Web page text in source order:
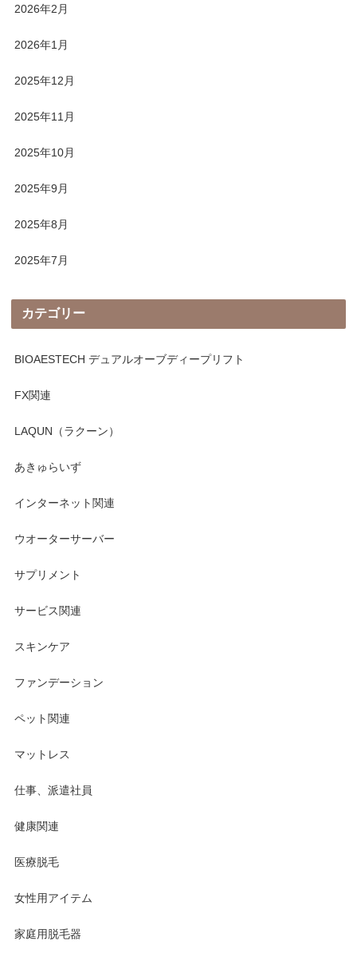
2026年2月
2026年1月
2025年12月
2025年11月
2025年10月
2025年9月
2025年8月
2025年7月
カテゴリー
BIOAESTECH デュアルオーブディープリフト
FX関連
LAQUN（ラクーン）
あきゅらいず
インターネット関連
ウオーターサーバー
サプリメント
サービス関連
スキンケア
ファンデーション
ペット関連
マットレス
仕事、派遣社員
健康関連
医療脱毛
女性用アイテム
家庭用脱毛器